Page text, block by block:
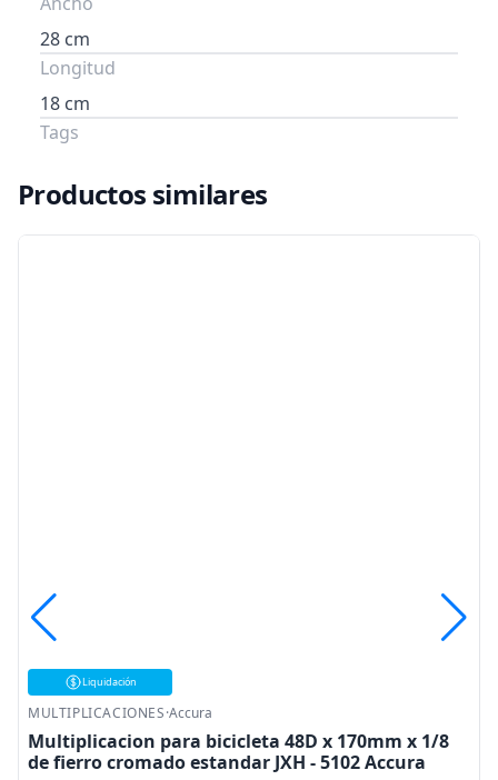
28 cm
Longitud
18 cm
Tags
Productos similares
Liquidación
MULTIPLICACIONES·Accura
Multiplicacion para bicicleta 48D x 170mm x 1/8
de fierro cromado estandar JXH - 5102 Accura